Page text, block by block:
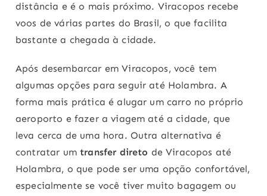
distância e é o mais próximo. Viracopos recebe
voos de várias partes do Brasil, o que facilita
bastante a chegada à cidade.
Após desembarcar em Viracopos, você tem
algumas opções para seguir até Holambra. A
forma mais prática é alugar um carro no próprio
aeroporto e fazer a viagem até a cidade, que
leva cerca de uma hora. Outra alternativa é
contratar umtransfer direto de Viracopos até
Holambra, o que pode ser uma opção confortável,
especialmente se você tiver muito bagagem ou